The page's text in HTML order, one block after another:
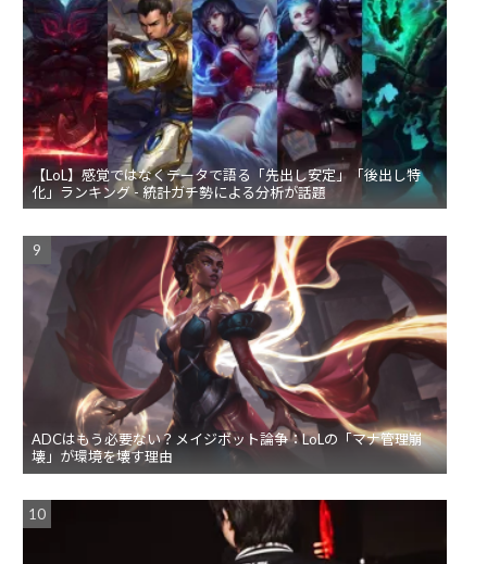
【LoL】感覚ではなくデータで語る「先出し安定」「後出し特
化」ランキング - 統計ガチ勢による分析が話題
ADCはもう必要ない？メイジボット論争：LoLの「マナ管理崩
壊」が環境を壊す理由